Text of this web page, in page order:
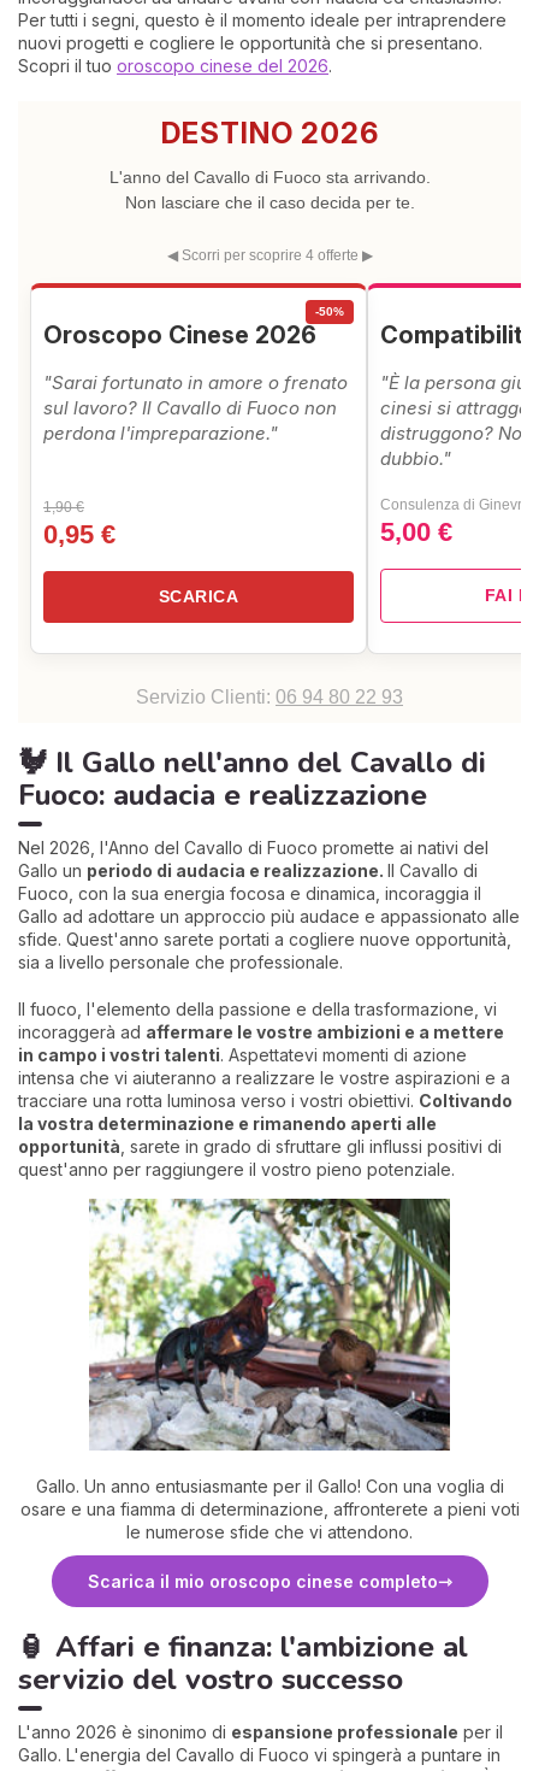
Per tutti i segni, questo è il momento ideale per intraprendere
nuovi progetti e cogliere le opportunità che si presentano.
Scopri il tuo oroscopo cinese del 2026.
DESTINO 2026
L'anno del Cavallo di Fuoco sta arrivando.
Non lasciare che il caso decida per te.
◀ Scorri per scoprire 4 offerte ▶
-50%
Oroscopo Cinese 2026
"Sarai fortunato in amore o frenato
sul lavoro? Il Cavallo di Fuoco non
perdona l'impreparazione."
1,90 €
0,95 €
SCARICA
"È la persona
cinesi si
distruggono?
dubbio."
Consulenza di Ginevra
5,00 €
FAI IL
Servizio Clienti: 06 94 80 22 93
🐓 Il Gallo nell'anno del Cavallo di
Fuoco: audacia e realizzazione
Nel 2026, l'Anno del Cavallo di Fuoco promette ai nativi del
Gallo un periodo di audacia e realizzazione. Il Cavallo di
Fuoco, con la sua energia focosa e dinamica, incoraggia il
Gallo ad adottare un approccio più audace e appassionato alle
sfide. Quest'anno sarete portati a cogliere nuove opportunità,
sia a livello personale che professionale.
Il fuoco, l'elemento della passione e della trasformazione, vi
incoraggerà ad affermare le vostre ambizioni e a mettere
in campo i vostri talenti. Aspettatevi momenti di azione
intensa che vi aiuteranno a realizzare le vostre aspirazioni e a
tracciare una rotta luminosa verso i vostri obiettivi. Coltivando
la vostra determinazione e rimanendo aperti alle
opportunità , sarete in grado di sfruttare gli influssi positivi di
quest'anno per raggiungere il vostro pieno potenziale.
Gallo. Un anno entusiasmante per il Gallo! Con una voglia di
osare e una fiamma di determinazione, affronterete a pieni voti
le numerose sfide che vi attendono.
Scarica il mio oroscopo cinese completo
🏮 Affari e finanza: l'ambizione al
servizio del vostro successo
L'anno 2026 è sinonimo di espansione professionale per il
Gallo. L'energia del Cavallo di Fuoco vi spingerà a puntare in